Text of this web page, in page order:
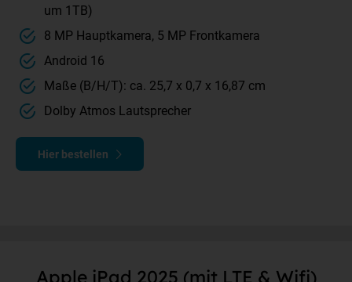
um 1TB)
8 MP Hauptkamera, 5 MP Frontkamera
Android 16
Maße (B/H/T): ca. 25,7 x 0,7 x 16,87 cm
Dolby Atmos Lautsprecher
Hier bestellen
Apple iPad 2025 (mit LTE & Wifi)